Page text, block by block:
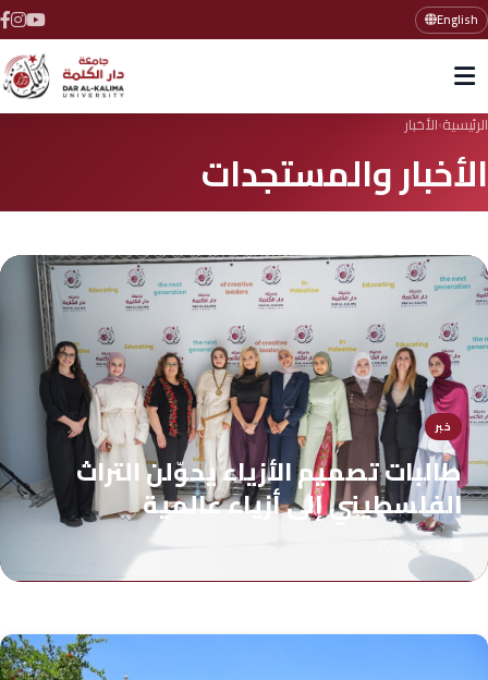
English
الرئيسية›الأخبار
الأخبار والمستجدات
خبر
طالبات تصميم الأزياء يحوّلن التراث
الفلسطيني إلى أزياء عالمية
2026-06-24